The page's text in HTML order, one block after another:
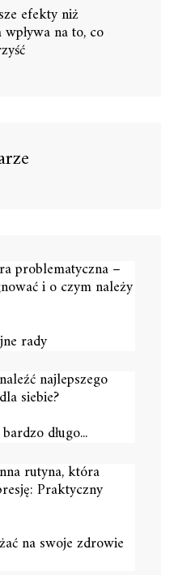
efekty niż
na to, co
problematyczna –
i o czym należy
rady
najlepszego
siebie?
długo...
rutyna, która
Praktyczny
na swoje zdrowie